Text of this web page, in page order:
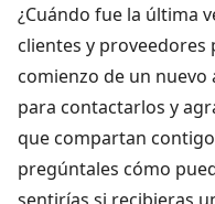
¿Cuándo fue la última
clientes y proveedores
comienzo de un
para contactarlos y
que compartan
pregúntales cómo